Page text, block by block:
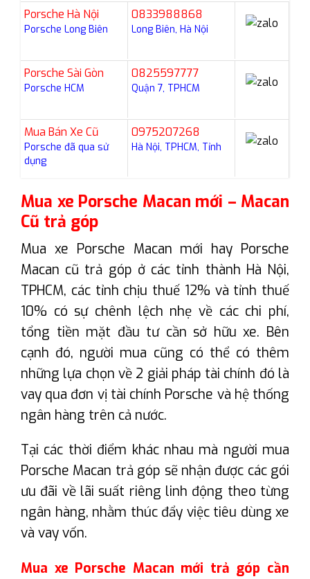
Porsche Hà Nội
Porsche Long Biên
0833988868
Long Biên, Hà Nội
Porsche Sài Gòn
Porsche HCM
0825597777
Quận 7, TPHCM
Mua Bán Xe Cũ
Porsche đã qua sử
dụng
0975207268
Hà Nội, TPHCM, Tỉnh
Mua xe Porsche Macan mới – Macan
Cũ trả góp
Mua xe Porsche Macan mới hay Porsche
Macan cũ trả góp ở các tỉnh thành Hà Nội,
TPHCM, các tỉnh chịu thuế 12% và tỉnh thuế
10% có sự chênh lệch nhẹ về các chi phí,
tổng tiền mặt đầu tư cần sở hữu xe. Bên
cạnh đó, người mua cũng có thể có thêm
những lựa chọn về 2 giải pháp tài chính đó là
vay qua đơn vị tài chính Porsche và hệ thống
ngân hàng trên cả nước.
Tại các thời điểm khác nhau mà người mua
Porsche Macan trả góp sẽ nhận được các gói
ưu đãi về lãi suất riêng linh động theo từng
ngân hàng, nhằm thúc đẩy việc tiêu dùng xe
và vay vốn.
Mua xe Porsche Macan mới trả góp cần